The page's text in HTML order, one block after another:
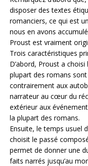
disposer des textes
romanciers, ce qui est
nous en avons
Proust est vraiment
Trois caractéristiques
D’abord, Proust a
plupart des romans
contrairement aux
narrateur au cœur du
extérieur aux
la plupart des romans.
Ensuite, le temps usuel
choisit le passé
permet de donner une
faits narrés jusqu’au